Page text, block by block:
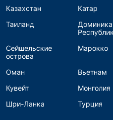
Казахстан
Катар
Таиланд
Сейшельские
острова
Марокко
Оман Вьетнам
Кувейт
Монголия
Шри-Ланка
Турция